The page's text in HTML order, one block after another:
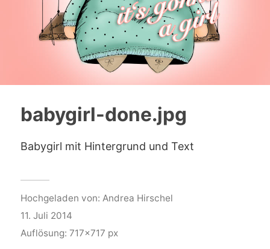
babygirl-done.jpg
Babygirl mit Hintergrund und Text
Hochgeladen von: Andrea Hirschel
11. Juli 2014
Auflösung: 717x717 px